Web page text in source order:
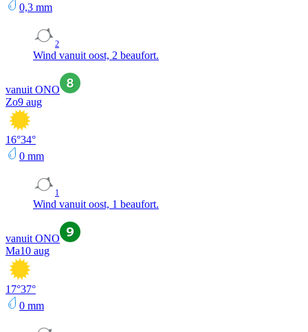
0,3 mm
2
Wind vanuit oost, 2 beaufort.
vanuit ONO
Zo9 aug
16°34°
0 mm
1
Wind vanuit oost, 1 beaufort.
vanuit ONO
Ma10 aug
17°37°
0 mm